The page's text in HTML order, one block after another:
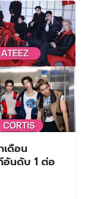
ดือน
นดับ 1 ต่อ